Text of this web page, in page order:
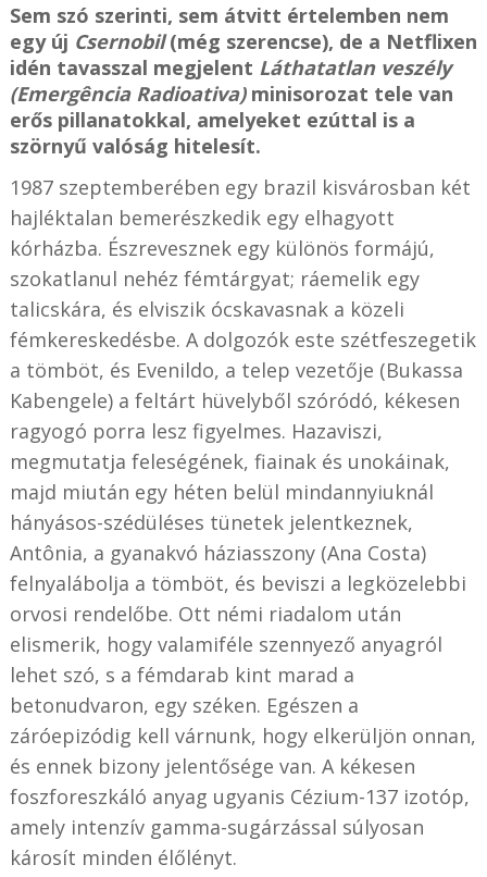
Sem szó szerinti, sem átvitt értelemben nem
egy új Csernobil(még szerencse), de a Netflixen
idén tavasszal megjelent Láthatatlan veszély
(Emergência Radioativa)minisorozat tele van
erős pillanatokkal, amelyeket ezúttal is a
szörnyű valóság hitelesít.
1987 szeptemberében egy brazil kisvárosban két
hajléktalan bemerészkedik egy elhagyott
kórházba. Észrevesznek egy különös formájú,
szokatlanul nehéz fémtárgyat; ráemelik egy
talicskára, és elviszik ócskavasnak a közeli
fémkereskedésbe. A dolgozók este szétfeszegetik
a tömböt, és Evenildo, a telep vezetője (Bukassa
Kabengele) a feltárt hüvelyből szóródó, kékesen
ragyogó porra lesz figyelmes. Hazaviszi,
megmutatja feleségének, fiainak és unokáinak,
majd miután egy héten belül mindannyiuknál
hányásos-szédüléses tünetek jelentkeznek,
Antônia, a gyanakvó háziasszony (Ana Costa)
felnyalábolja a tömböt, és beviszi a legközelebbi
orvosi rendelőbe. Ott némi riadalom után
elismerik, hogy valamiféle szennyező anyagról
lehet szó, s a fémdarab kint marad a
betonudvaron, egy széken. Egészen a
záróepizódig kell várnunk, hogy elkerüljön onnan,
és ennek bizony jelentősége van. A kékesen
foszforeszkáló anyag ugyanis Cézium-137 izotóp,
amely intenzív gamma-sugárzással súlyosan
károsít minden élőlényt.